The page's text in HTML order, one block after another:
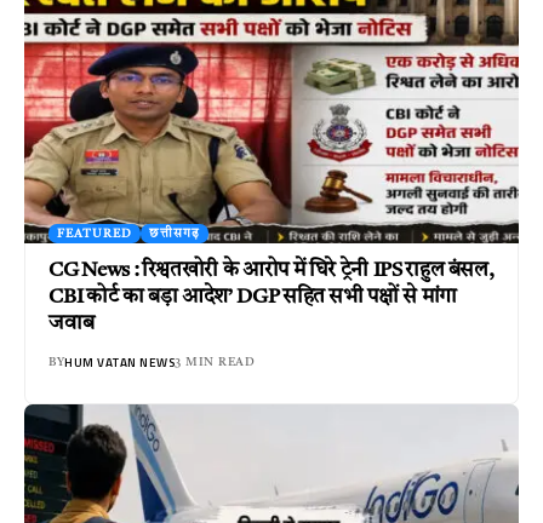
FEATURED छत्तीसगढ़
CG News : रिश्वतखोरी के आरोप में घिरे ट्रेनी IPS राहुल बंसल,
CBI कोर्ट का बड़ा आदेश’ DGP सहित सभी पक्षों से मांगा
जवाब
BYHUM VATAN NEWS3 MIN READ